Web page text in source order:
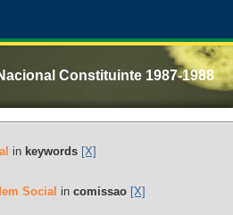
Constituinte 1987-1988
in keywords [X]
Social in comissao [X]